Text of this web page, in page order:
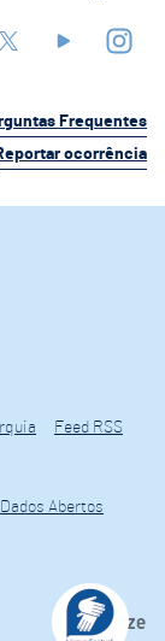
Frequentes
ocorrência
Feed RSS
Abertos